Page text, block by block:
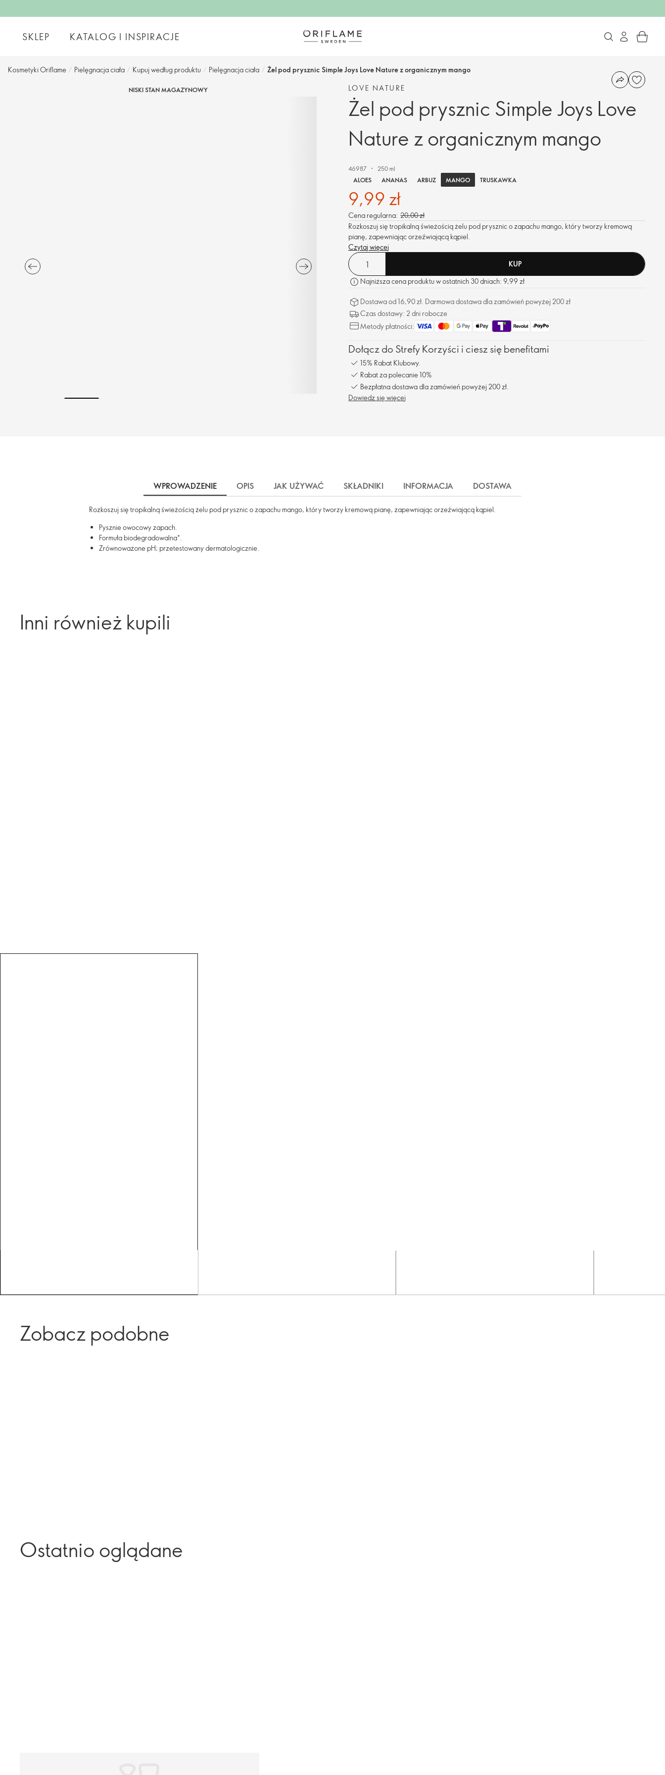
SKLEP KATALOG I INSPIRACJE
Kosmetyki Oriflame / Pielęgnacja ciała / Kupuj według produktu / Pielęgnacja ciała / Żel pod prysznic Simple Joys Love Nature z organicznym mango
NISKI STAN MAGAZYNOWY LOVE NATURE
Żel pod prysznic Simple Joys Love
Nature z organicznym mango
46987
250 ml
ALOES
ANANAS ARBUZ MANGO TRUSKAWKA
9,99 zł
Cena regularna: 20,00 zł
Rozkoszuj się tropikalną świeżością żelu pod prysznic o zapachu mango, który tworzy kremową
pianę, zapewniając orzeźwiającą kąpiel.
Czytaj więcej
KUP
Najniższa cena produktu w ostatnich 30 dniach: 9,99 zł
Dostawa od 16,90 zł. Darmowa dostawa dla zamówień powyżej 200 zł
Czas dostawy: 2 dni robocze
Metody płatności:
Dołącz do Strefy Korzyści i ciesz się benefitami
15% Rabat Klubowy.
Rabat za polecanie 10%
Bezpłatna dostawa dla zamówień powyżej 200 zł.
Dowiedz się więcej
WPROWADZENIE OPIS JAK UŻYWAĆ SKŁADNIKI INFORMACJA DOSTAWA
Rozkoszuj się tropikalną świeżością żelu pod prysznic o zapachu mango, który tworzy kremową pianę, zapewniając orzeźwiającą kąpiel.
Pysznie owocowy zapach.
Formuła biodegradowalna*.
Zrównoważone pH; przetestowany dermatologicznie.
Inni również kupili
Zobacz podobne
Ostatnio oglądane